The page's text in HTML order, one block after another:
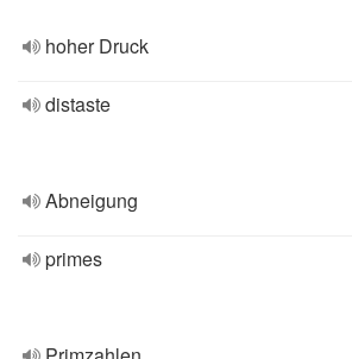
hoher Druck
distaste
Abneigung
primes